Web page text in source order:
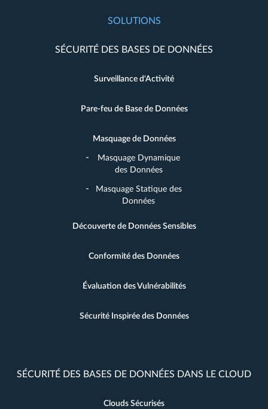
SOLUTIONS
SÉCURITÉ DES BASES DE DONNÉES
Surveillance d'Activité
Pare-feu de Base de Données
Masquage de Données
Masquage Dynamique
des Données
Masquage Statique des
Données
Découverte de Données Sensibles
Conformité des Données
Évaluation des Vulnérabilités
Sécurité Inspirée des Données
SÉCURITÉ DES BASES DE DONNÉES DANS LE CLOUD
Clouds Sécurisés